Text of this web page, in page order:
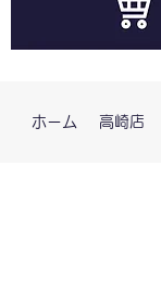
ホーム 高崎店